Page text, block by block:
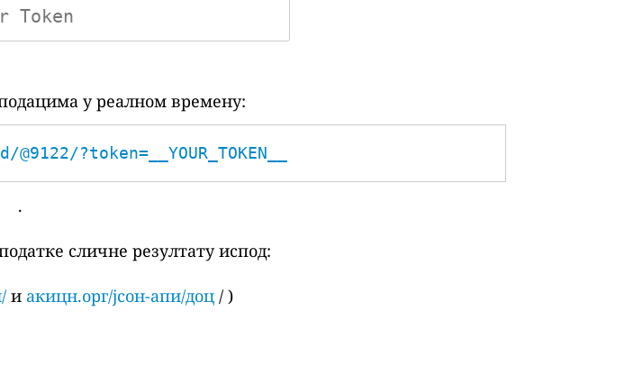
у реалном времену:
?token=__YOUR_TOKEN__
.
сличне резултату испод:
и акицн.орг/јсон-апи/доц / )